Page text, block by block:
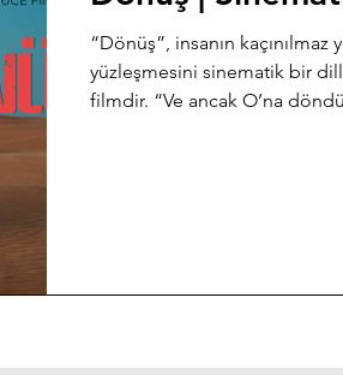
“Dönüş”, insanın
yüzleşmesini sinematik bir
filmdir. “Ve ancak O’na